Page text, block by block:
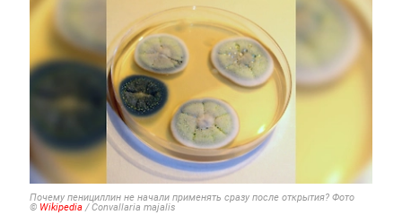
Почему пенициллин не начали применять сразу после открытия? Фото
© Wikipedia / Convallaria majalis